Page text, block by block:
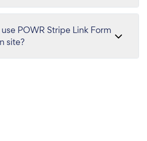
POWR Stripe Link Form
site?